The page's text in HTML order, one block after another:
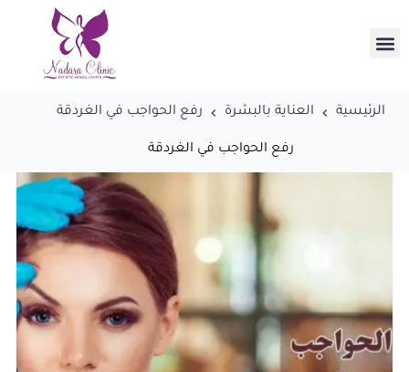
الرئيسية العناية بالبشرة رفع الحواجب في الغردقة
رفع الحواجب في الغردقة